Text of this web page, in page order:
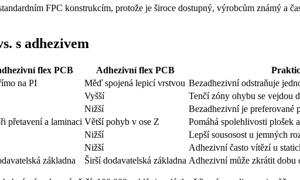
FPC konstrukcím, protože je široce dostupný, výrobcům známý a
s adhezivem
flex PCB Adhezivní flex PCB
na PI Měď spojená lepicí vrstvou Bezadhezivní odstraňuje
Vyšší
Tenčí zóny ohybu se vejdou
Nižší
Bezadhezivní je preferované
přetavení a laminaci Větší pohyb v ose Z
Pomáhá spolehlivosti plošek
Nižší
Lepší sousosost u jemných
Nižší
Adhezivní často vítězí u
základna Širší dodavatelská základna Adhezivní může zkrátit dobu